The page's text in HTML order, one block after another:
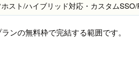
スト/ハイブリッド対応・カスタムSSO/
ンの無料枠で完結する範囲です。